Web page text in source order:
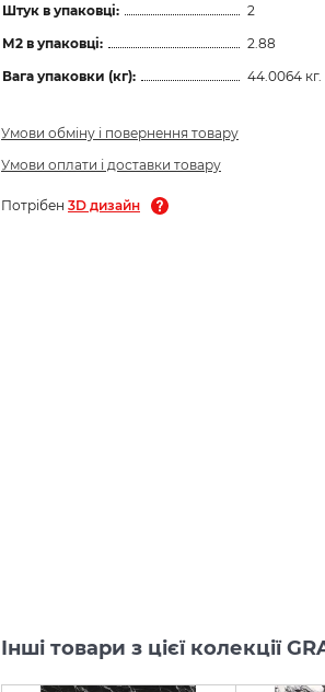
Штук в упаковці:
2
М2 в упаковці:
2.88
Вага упаковки (кг):
44.0064 кг.
Умови обміну і повернення товару
Умови оплати і доставки товару
Потрібен 3D дизайн
Інші товари з цієї колекції